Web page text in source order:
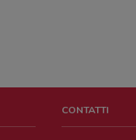
CONTATTI